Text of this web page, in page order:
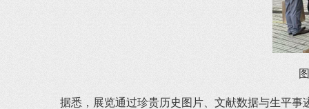
据悉，展览通过珍贵历史图片、文献数据与生平